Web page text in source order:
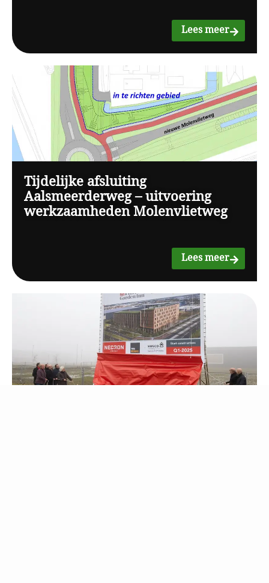
Lees meer
Tijdelijke afsluiting
Aalsmeerderweg – uitvoering
werkzaamheden Molenvlietweg
Lees meer